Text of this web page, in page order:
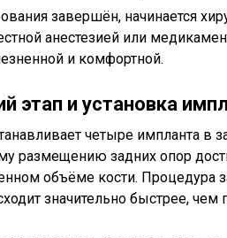
завершён, начинается
анестезией или
и комфортной.
этап и установка
четыре импланта в
размещению задних опор
объёме кости. Процедура
значительно быстрее, чем